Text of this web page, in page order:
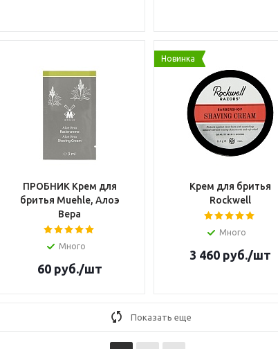
ПРОБНИК Крем для
бритья Muehle, Алоэ
Вера
Много
60руб./шт
Новинка
Крем для бритья
Rockwell
Много
3 460руб./шт
Показать еще